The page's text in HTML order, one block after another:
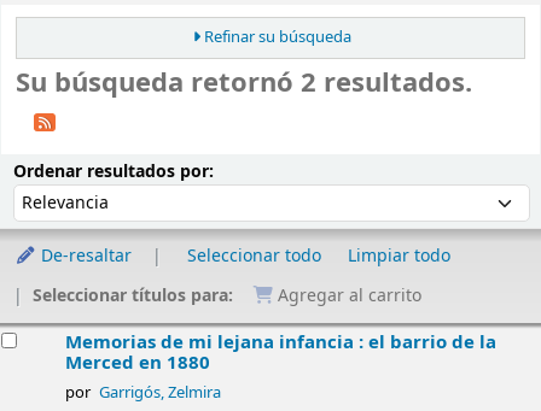
Refinar su búsqueda
Su búsqueda retornó 2 resultados.
Ordenar resultados por:
De-resaltar Seleccionar todo
Limpiar todo
Seleccionar títulos para:
Agregar al carrito
Memorias de mi lejana infancia : el barrio de la
Merced en 1880
por Garrigós, Zelmira